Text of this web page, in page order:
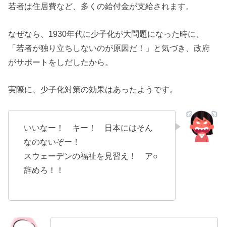
若者は住居費など、多くの給付金が支給されます。
なぜなら、1930年代に少子化が大問題になった時に、
「若者が独り立ちしないのが原因だ！」と気づき、政府
がサポートをしだしたから。
実際に、少子化対策の効果はあったようです。
いいなー！ キー！ 日本にはそん
なのないぞー！
スウェーデンの福祉を見習え！ ア○
辞めろ！！